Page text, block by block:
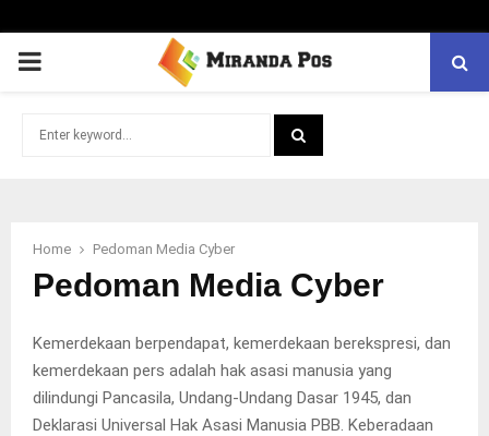
PRIMARY
Home Pedoman Media Cyber
Pedoman Media Cyber
Kemerdekaan berpendapat, kemerdekaan berekspresi, dan
kemerdekaan pers adalah hak asasi manusia yang
dilindungi Pancasila, Undang-Undang Dasar 1945, dan
Deklarasi Universal Hak Asasi Manusia PBB. Keberadaan